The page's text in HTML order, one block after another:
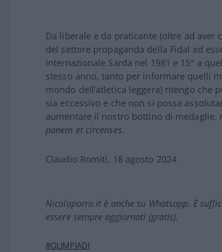
Da liberale e da praticante (oltre ad
del settore propaganda della Fidal ed
Internazionale Sarda nel 1981 e 15° a
stesso anno, tanto per informare quelli
mondo dell’atletica leggera) ritengo che
sia eccessivo e che non si possa
aumentare il nostro bottino di
panem et circenses.
Claudio Romiti, 18 agosto 2024
Nicolaporro.it è anche su Whatsapp. È
essere sempre aggiornati (gratis).
#OLIMPIADI